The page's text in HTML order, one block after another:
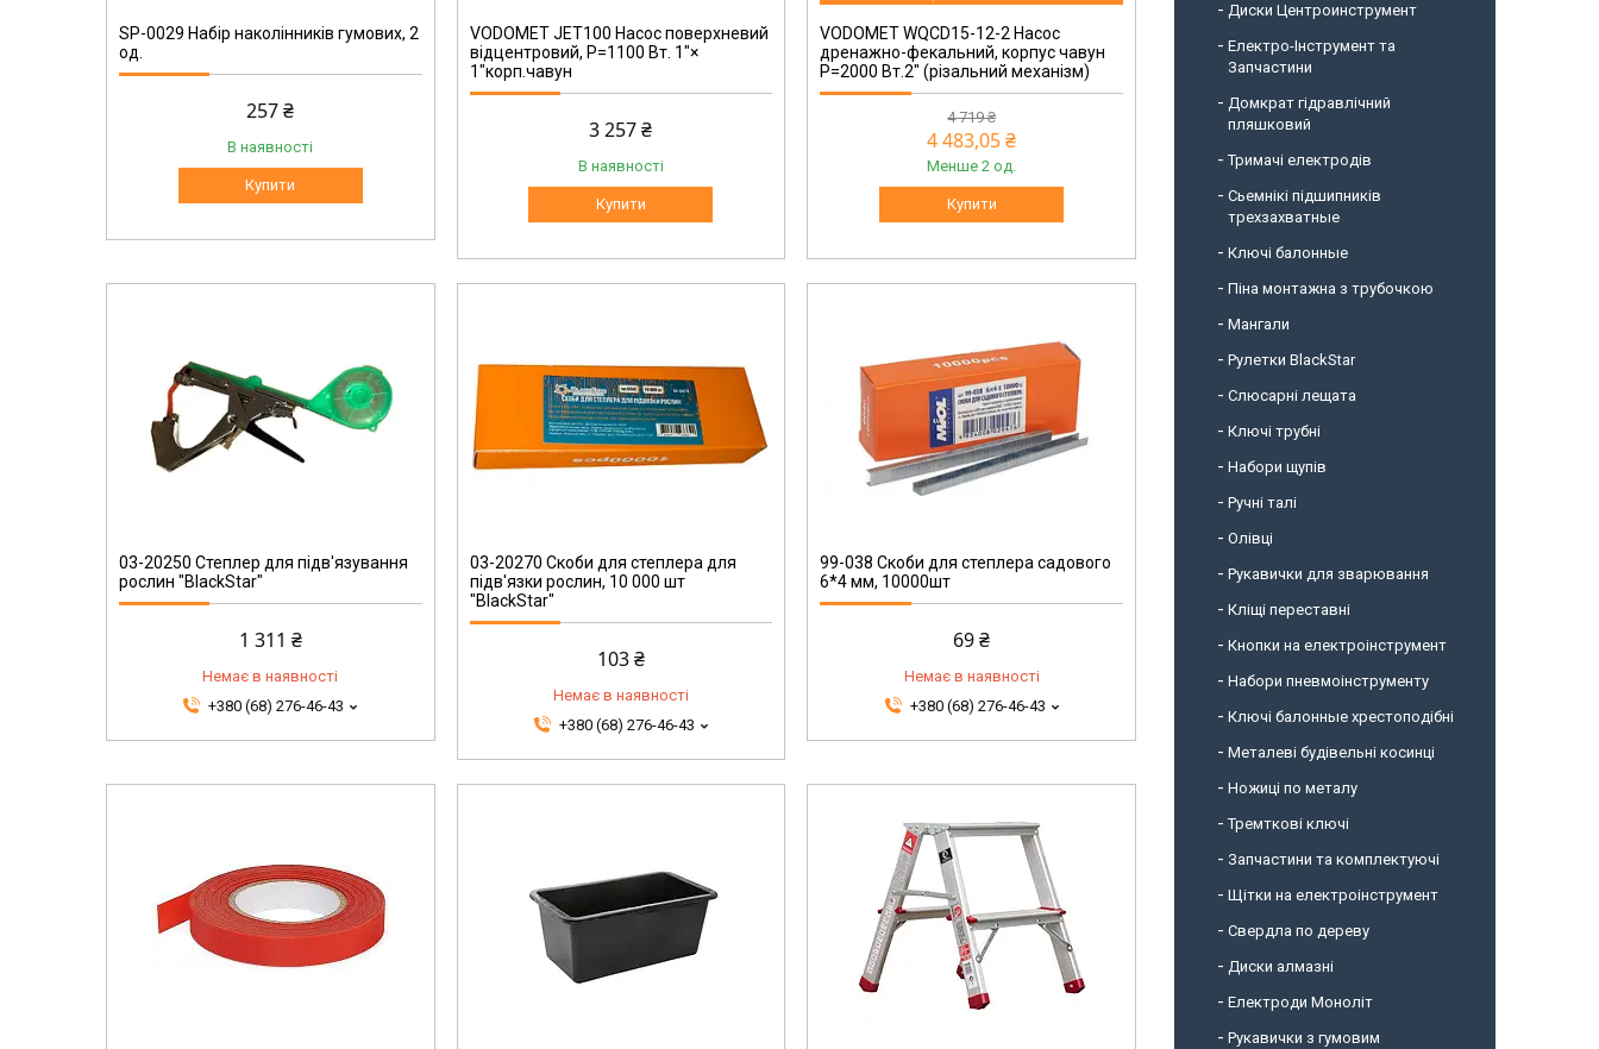
SP-0029 Набір наколінників гумових, 2
од.
257 ₴
В наявності
Купити
VODOMET JET100 Насос поверхневий
відцентровий, P=1100 Вт. 1"×
1"корп.чавун
3 257 ₴
В наявності
Купити
VODOMET WQCD15-12-2 Насос
дренажно-фекальний, корпус чавун
P=2000 Вт.2" (різальний механізм)
4 719 ₴
4 483,05 ₴
Менше 2 од.
Купити
03-20250 Степлер для підв'язування
рослин "BlackStar"
1 311 ₴
Немає в наявності
+380 (68) 276-46-43
03-20270 Скоби для степлера для
підв'язки рослин, 10 000 шт
"BlackStar"
103 ₴
Немає в наявності
+380 (68) 276-46-43
99-038 Скоби для степлера садового
6*4 мм, 10000шт
69 ₴
Немає в наявності
+380 (68) 276-46-43
Диски Центроинструмент
Електро-Інструмент та
Запчастини
Домкрат гідравлічний
пляшковий
Тримачі електродів
Сьемнікі підшипників
трехзахватные
Ключі балонные
Піна монтажна з трубочкою
Мангали
Рулетки BlackStar
Слюсарні лещата
Ключі трубні
Набори щупів
Ручні талі
Олівці
Рукавички для зварювання
Кліщі переставні
Кнопки на електроінструмент
Набори пневмоінструменту
Ключі балонные хрестоподібні
Металеві будівельні косинці
Ножиці по металу
Тремткові ключі
Запчастини та комплектуючі
Щітки на електроінструмент
Свердла по дереву
Диски алмазні
Електроди Моноліт
Рукавички з гумовим